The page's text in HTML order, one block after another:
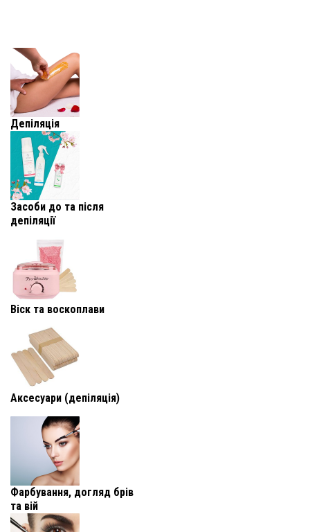
Депіляція
Засоби до та після
депіляції
Віск та воскоплави
Аксесуари (депіляція)
Фарбування, догляд брів
та вій